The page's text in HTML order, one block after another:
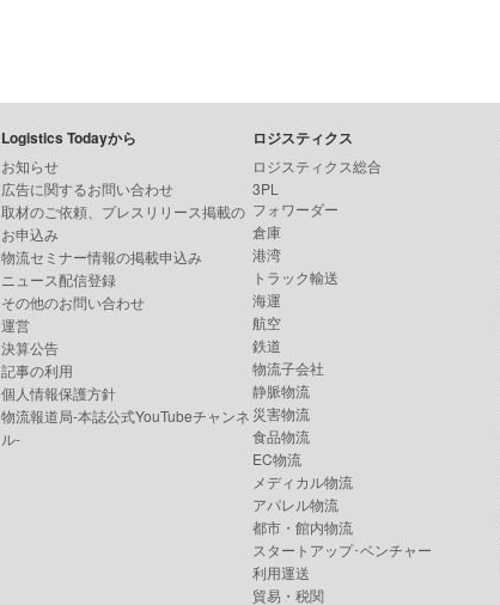
Logistics Todayから
お知らせ
広告に関するお問い合わせ
取材のご依頼、プレスリリース掲載の
お申込み
物流セミナー情報の掲載申込み
ニュース配信登録
その他のお問い合わせ
運営
決算公告
記事の利用
個人情報保護方針
物流報道局-本誌公式YouTubeチャンネ
ル-
ロジスティクス
ロジスティクス総合
3PL
フォワーダー
倉庫
港湾
トラック輸送
海運
航空
鉄道
物流子会社
静脈物流
災害物流
食品物流
EC物流
メディカル物流
アパレル物流
都市・館内物流
スタートアップ･ベンチャー
利用運送
貿易・税関